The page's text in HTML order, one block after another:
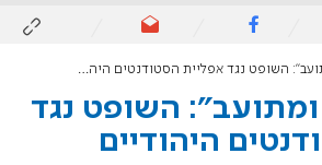
השופט נגד אפליית הסטודנטים היהודיים
השופט נגד
היהודיים